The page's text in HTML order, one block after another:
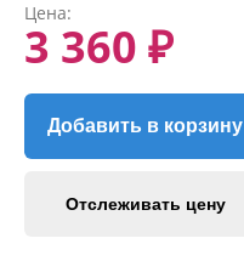
Цена:
3 360 ₽
Добавить в корзину
Отслеживать цену